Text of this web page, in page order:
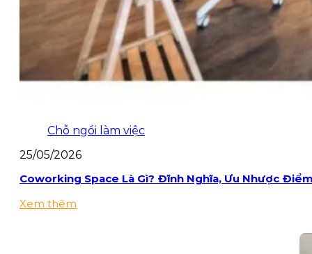
Chỗ ngồi làm việc
25/05/2026
Coworking Space Là Gì? Đĩnh Nghĩa, Ưu Nhược
Xem thêm